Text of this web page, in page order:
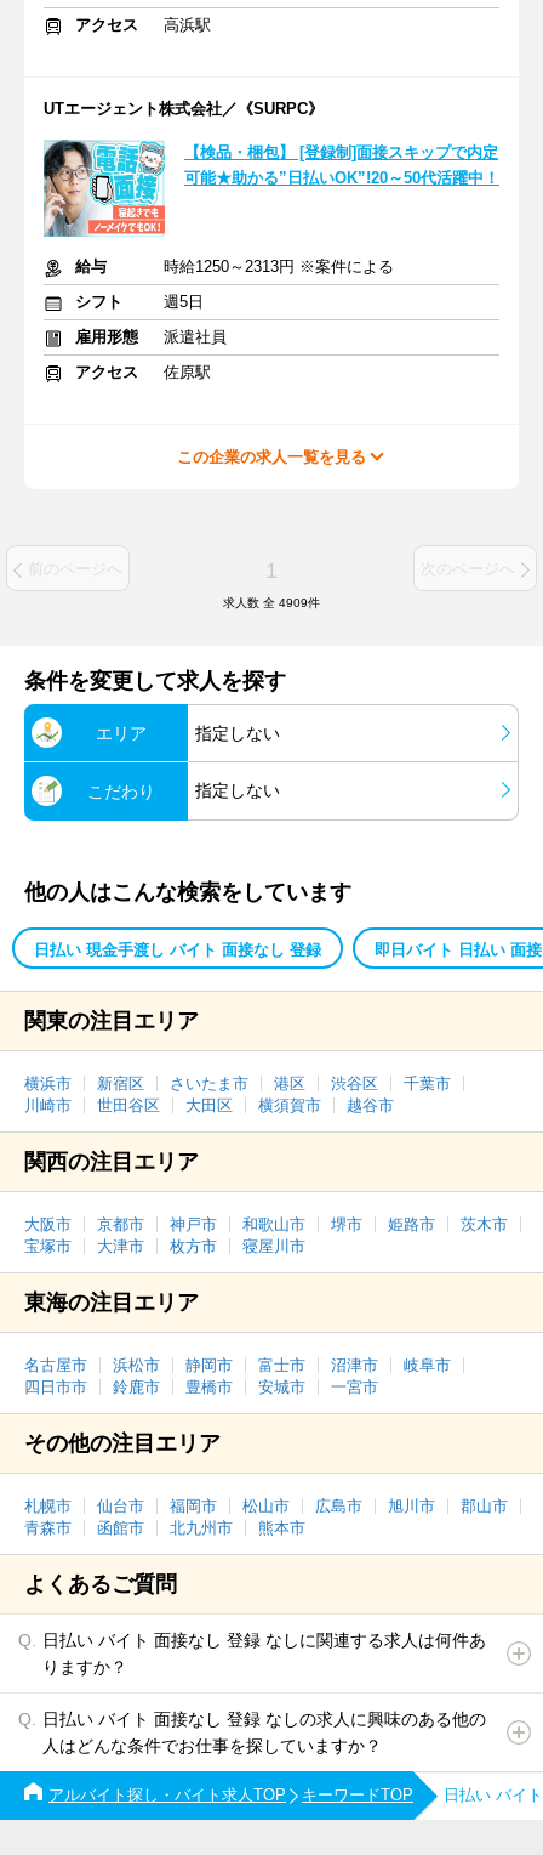
アクセス
高浜駅
UTエージェント株式会社／《SURPC》
【検品・梱包】 [登録制]面接スキップで内定
可能★助かる”日払いOK”!20～50代活躍中！
給与
時給1250～2313円 ※案件による
シフト
週5日
雇用形態
派遣社員
アクセス
佐原駅
この企業の求人一覧を見る
前のページへ 1 次のページへ
求人数 全 4909件
条件を変更して求人を探す
エリア 指定しない
こだわり 指定しない
他の人はこんな検索をしています
日払い 現金手渡し バイト 面接なし 登録 即日バイト 日払い 面
関東の注目エリア
横浜市 新宿区 さいたま市 港区 渋谷区
千葉市
川崎市
世田谷区 大田区 横須賀市 越谷市
関西の注目エリア
大阪市 京都市 神戸市 和歌山市 堺市 姫路市
茨木市
宝塚市
大津市 枚方市 寝屋川市
東海の注目エリア
名古屋市 浜松市 静岡市 富士市 沼津市
岐阜市
四日市市
鈴鹿市 豊橋市 安城市 一宮市
その他の注目エリア
札幌市 仙台市 福岡市 松山市 広島市 旭川市
郡山市
青森市
函館市 北九州市 熊本市
よくあるご質問
日払い バイト 面接なし 登録 なしに関連する求人は何件あ
りますか？
日払い バイト 面接なし 登録 なしの求人に興味のある他の
人はどんな条件でお仕事を探していますか？
アルバイト探し・バイト求人TOP キーワードTOP 日払い バイ